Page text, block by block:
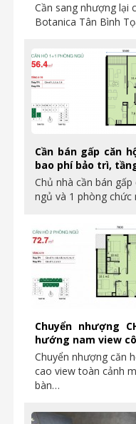
Cần sang nhượng lại
Botanica Tân Bình
Cần bán gấp căn
bao phí bảo trì,
Chủ nhà cần bán
ngủ và 1 phòng
Chuyển nhượng
hướng nam view
Chuyển nhượng căn
cao view toàn cảnh
bàn…